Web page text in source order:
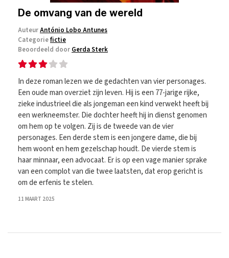
De omvang van de wereld
AuteurAntónio Lobo Antunes
Categoriefictie
Beoordeeld door Gerda Sterk
In deze roman lezen we de gedachten van vier personages.
Een oude man overziet zijn leven. Hij is een 77-jarige rijke,
zieke industrieel die als jongeman een kind verwekt heeft bij
een werkneemster. Die dochter heeft hij in dienst genomen
om hem op te volgen. Zij is de tweede van de vier
personages. Een derde stem is een jongere dame, die bij
hem woont en hem gezelschap houdt. De vierde stem is
haar minnaar, een advocaat. Er is op een vage manier sprake
van een complot van die twee laatsten, dat erop gericht is
om de erfenis te stelen.
11 MAART 2025